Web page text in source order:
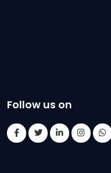
Follow us on